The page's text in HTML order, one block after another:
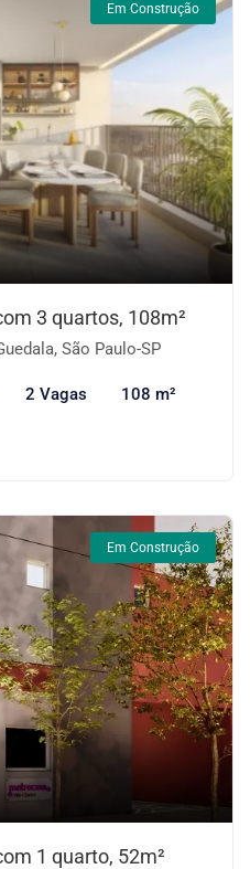
Em Construção
3 quartos, 108m²
São Paulo-SP
2 Vagas 108 m²
Em Construção
1 quarto, 52m²